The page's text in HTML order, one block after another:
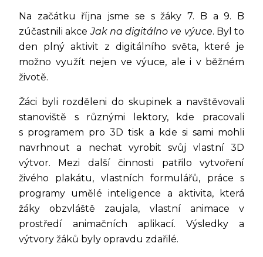
Na začátku října jsme se s žáky 7. B a 9. B
zúčastnili akceJak na digitálno ve výuce. Byl to
den plný aktivit z digitálního světa, které je
možno využít nejen ve výuce, ale i v běžném
životě.
Žáci byli rozděleni do skupinek a navštěvovali
stanoviště s různými lektory, kde pracovali
s programem pro 3D tisk a kde si sami mohli
navrhnout a nechat vyrobit svůj vlastní 3D
výtvor. Mezi další činnosti patřilo vytvoření
živého plakátu, vlastních formulářů, práce s
programy umělé inteligence a aktivita, která
žáky obzvláště zaujala, vlastní animace v
prostředí animačních aplikací. Výsledky a
výtvory žáků byly opravdu zdařilé.